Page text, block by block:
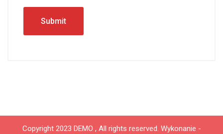
Copyright 2023 DEMO , All rights reserved. Wykonanie -